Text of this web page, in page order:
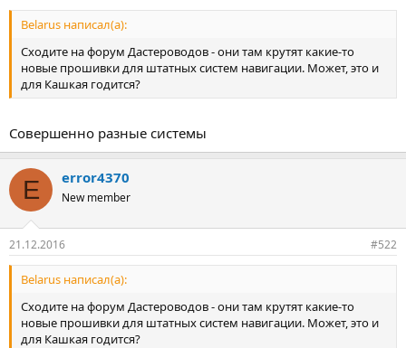
Belarus написал(а):
Сходите на форум Дастероводов - они там крутят какие-то
новые прошивки для штатных систем навигации. Может, это и
для Кашкая годится?
Совершенно разные системы
E error4370
New member
21.12.2016 #522
Belarus написал(а):
Сходите на форум Дастероводов - они там крутят какие-то
новые прошивки для штатных систем навигации. Может, это и
для Кашкая годится?